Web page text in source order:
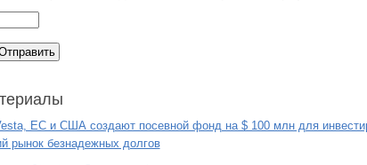
ЕС и США создают посевной фонд на $ 100 млн для
рынок безнадежных долгов